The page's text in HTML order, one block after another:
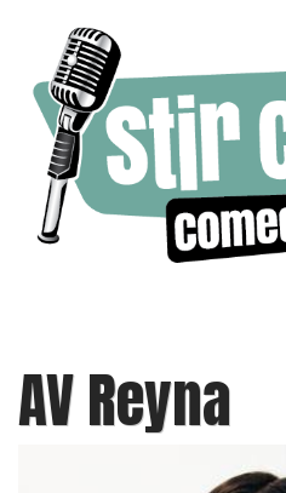
AV Reyna